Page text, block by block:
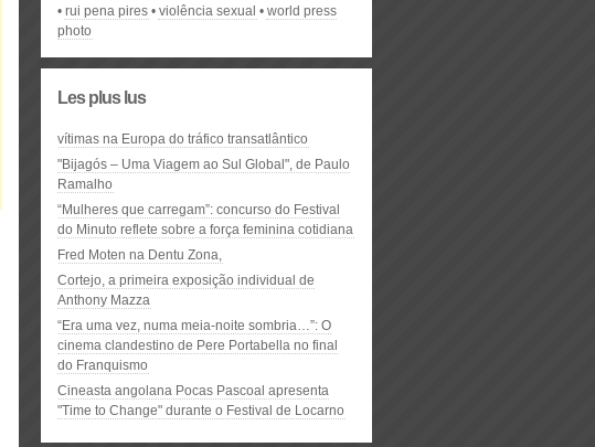
rui pena pires
violência sexual
world press
photo
Les plus lus
vítimas na Europa do tráfico transatlântico
"Bijagós – Uma Viagem ao Sul Global", de Paulo
Ramalho
“Mulheres que carregam”: concurso do Festival
do Minuto reflete sobre a força feminina cotidiana
Fred Moten na Dentu Zona,
Cortejo, a primeira exposição individual de
Anthony Mazza
“Era uma vez, numa meia-noite sombria…”: O
cinema clandestino de Pere Portabella no final
do Franquismo
Cineasta angolana Pocas Pascoal apresenta
"Time to Change" durante o Festival de Locarno